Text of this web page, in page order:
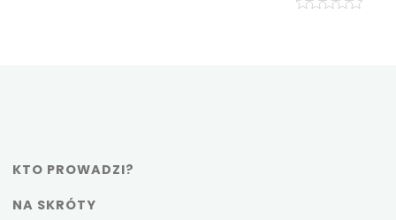
KTO PROWADZI?
NA SKRÓTY